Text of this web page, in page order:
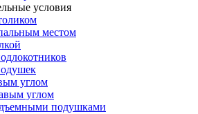
условия
местом
углом
углом
подушками